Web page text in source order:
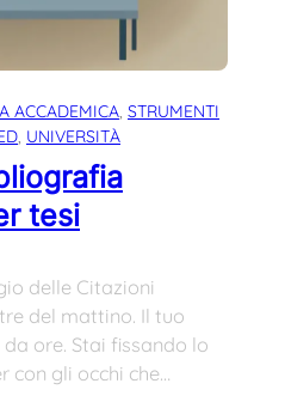
ACCADEMICA, STRUMENTI
, UNIVERSITÀ
tesi
delle Citazioni
del mattino. Il tuo
ore. Stai fissando lo
con gli occhi che…